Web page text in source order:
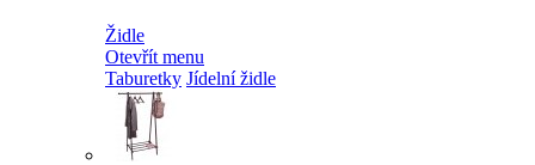
Židle
Otevřít menu
Taburetky Jídelní židle